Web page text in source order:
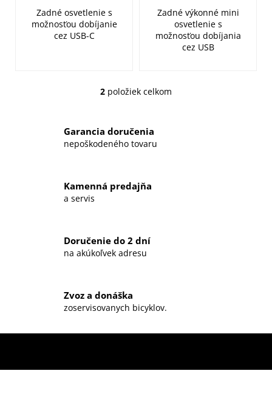
Zadné osvetlenie s
možnosťou dobíjanie
cez USB-C
Zadné výkonné mini
osvetlenie s
možnosťou dobíjania
cez USB
O
á
d
i
v
k
p
s
2 položiek celkom
Garancia doručenia
nepoškodeného tovaru
Kamenná predajňa
a servis
Doručenie do 2 dní
na akúkoľvek adresu
Zvoz a donáška
zoservisovanych bicyklov.